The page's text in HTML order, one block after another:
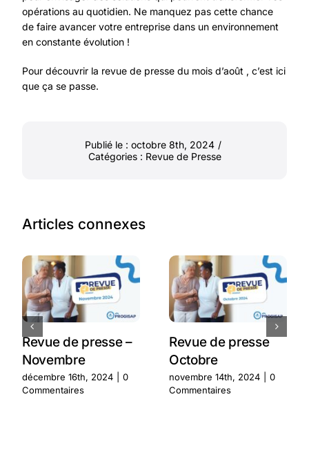
opérations au quotidien. Ne manquez pas cette chance
de faire avancer votre entreprise dans un environnement
en constante évolution !
Pour découvrir la revue de presse du mois d’août , c’est ici
que ça se passe.
Publié le : octobre 8th, 2024 /
Catégories : Revue de Presse
Articles connexes
Revue de presse –
Novembre
décembre 16th, 2024
0
Commentaires
Revue de presse
Octobre
novembre 14th, 2024
0
Commentaires